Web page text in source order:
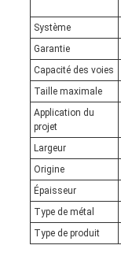
Système
Garantie
Capacité des voies
Taille maximale
Application du
projet
Largeur
Origine
Épaisseur
Type de métal
Type de produit